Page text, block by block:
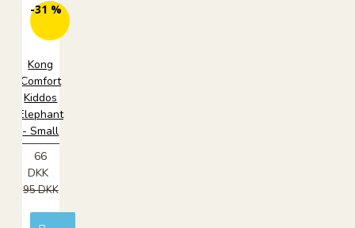
-31 %
Kong
Comfort
Kiddos
Elephant
- Small
66
DKK
95 DKK